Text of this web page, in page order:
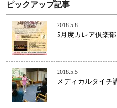
ピックアップ記事
2018.5.8
5月度カレア倶楽
2018.5.5
メディカルタイ